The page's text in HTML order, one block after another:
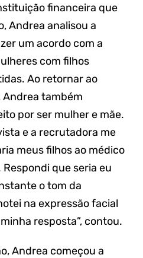
financeira que
Andrea analisou a
um acordo com a
com filhos
Ao retornar ao
também
por ser mulher e mãe.
e a recrutadora me
meus filhos ao médico
que seria eu
o tom da
na expressão facial
resposta”, contou.
Andrea começou a